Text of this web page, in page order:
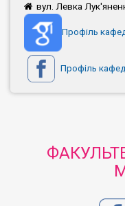
вул. Левка
Профіль
Профіль